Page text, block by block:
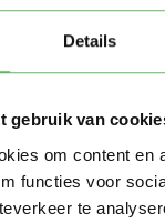
Details
gebruik van
om content en
functies voor
te
Oppasland